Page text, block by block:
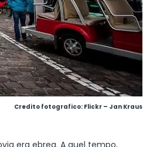
Credito fotografico: Flickr – Jan Kraus
era ebrea. A quel tempo,